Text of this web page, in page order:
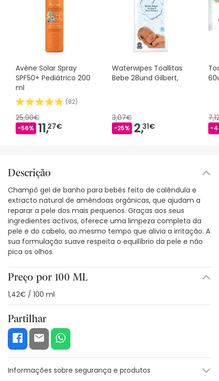
Avène Solar Spray
SPF50+ Pediátrico 200
ml
(82)
25,90€
-56% 11,27€
Waterwipes Toallitas
Bebe 28und Gilbert,
3,07€
-25% 2,31€ -
Descrição
Champô gel de banho para bebés feito de calêndula e
extracto natural de amêndoas orgânicas, que ajudam a
reparar a pele dos mais pequenos. Graças aos seus
ingredientes activos, oferece uma limpeza completa da
pele e do cabelo, ao mesmo tempo que alivia a irritação. A
sua formulação suave respeita o equilíbrio da pele e não
pica os olhos.
Preço por 100 ML
1,42€ / 100 ml
Partilhar
Informações sobre segurança e produtos